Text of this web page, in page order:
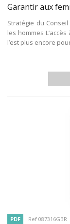
Garantir aux
Stratégie du
les hommes
l’est plus encore
PDF Ref 087316GBR